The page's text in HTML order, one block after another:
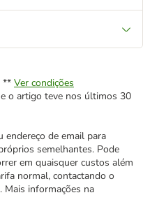
** Ver condições
o artigo teve nos últimos 30
de email para
semelhantes. Pode
em quaisquer custos além
normal, contactando o
Mais informações na